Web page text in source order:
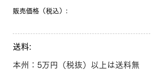
販売価格（税込）:
送料:
本州：5万円（税抜）以上は送料無